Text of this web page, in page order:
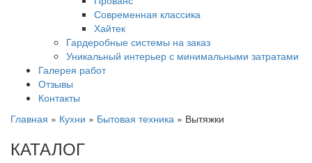
Современная классика
Хайтек
Гардеробные системы на заказ
Уникальный интерьер с минимальными затратами
Галерея работ
Отзывы
Контакты
Главная » Кухни » Бытовая техника » Вытяжки
КАТАЛОГ